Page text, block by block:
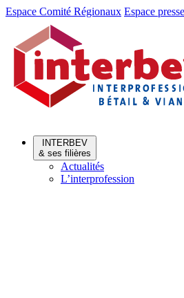
Aller
Aller
contenu
Espace Comité Régionaux Espace presse
INTERBEV
& ses filières
Actualités
L’interprofession